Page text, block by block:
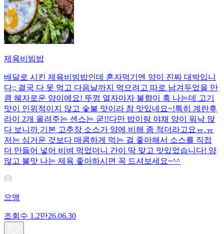
제육비빔밥
배달로 시킨 제육비빔밥인데 혼자먹기엔 양이 진짜 대박입니
다;; 결국 다 못 먹고 다음날까지 먹으려고 따로 남겨두었을 만
큼 혜자로운 양이에요! 뚜껑 열자마자 불향이 훅 나는데 고기
맛이 인위적이지 않고 숯불 맛이라 참 맛있네요~!특히 계란후
라이 2개 올려주는 센스는 굳!! ​다만 밥이랑 야채 양이 워낙 많
다 보니까 기본 고추장 소스가 양에 비해 좀 적더라고요ㅠ.ㅠ
저는 싱거운 것보다 매콤하게 먹는 걸 좋아해서 소스를 직접
더 만들어 넣어 비벼 먹었더니 간이 딱 맞고 맛있었습니다! 양
많고 불맛 나는 제육 좋아하시면 꼭 드셔보세요~^^
으앵
조회수 1.2만26.06.30